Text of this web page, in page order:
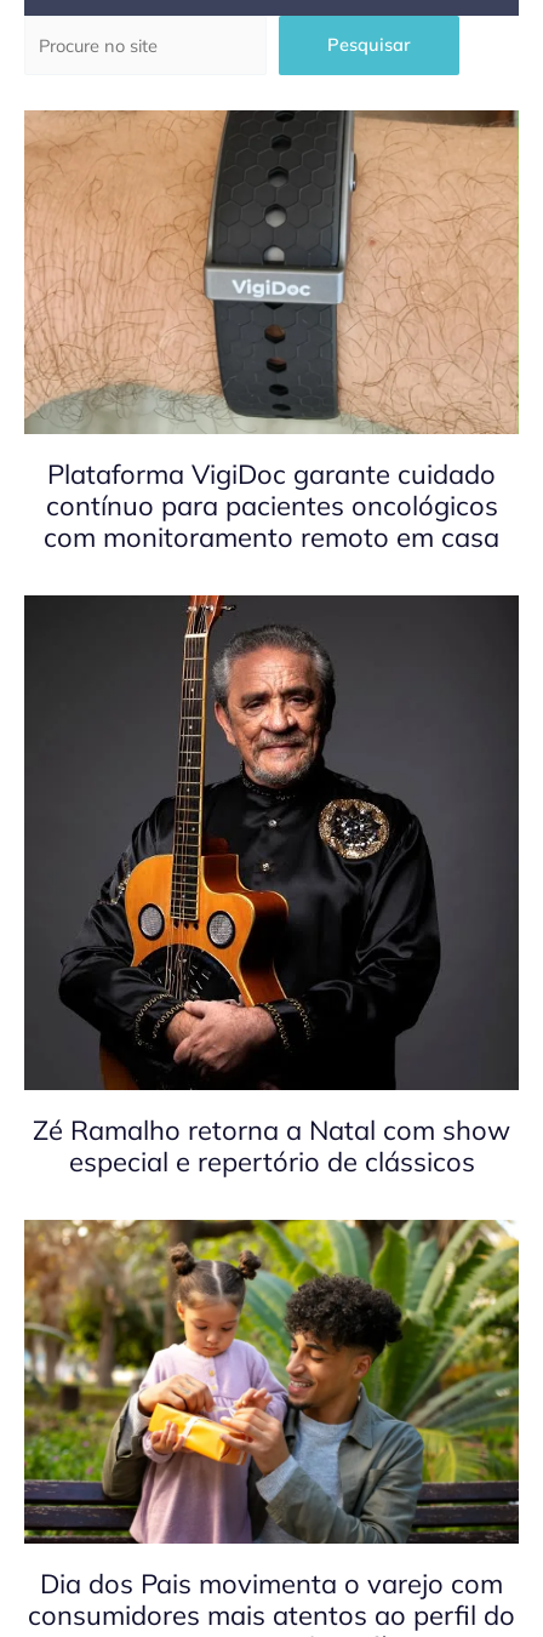
Pesquisar
Plataforma VigiDoc garante cuidado
contínuo para pacientes oncológicos
com monitoramento remoto em casa
Zé Ramalho retorna a Natal com show
especial e repertório de clássicos
Dia dos Pais movimenta o varejo com
consumidores mais atentos ao perfil do